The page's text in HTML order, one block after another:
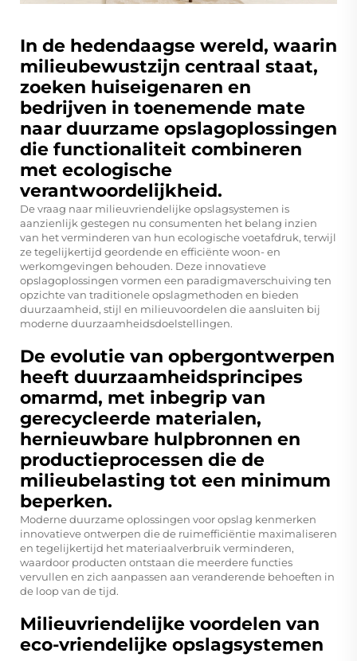
In de hedendaagse wereld, waarin
milieubewustzijn centraal staat,
zoeken huiseigenaren en
bedrijven in toenemende mate
naar duurzame opslagoplossingen
die functionaliteit combineren
met ecologische
verantwoordelijkheid.
De vraag naar milieuvriendelijke opslagsystemen is
aanzienlijk gestegen nu consumenten het belang inzien
van het verminderen van hun ecologische voetafdruk, terwijl
ze tegelijkertijd geordende en efficiënte woon- en
werkomgevingen behouden. Deze innovatieve
opslagoplossingen vormen een paradigmaverschuiving ten
opzichte van traditionele opslagmethoden en bieden
duurzaamheid, stijl en milieuvoordelen die aansluiten bij
moderne duurzaamheidsdoelstellingen.
De evolutie van opbergontwerpen
heeft duurzaamheidsprincipes
omarmd, met inbegrip van
gerecycleerde materialen,
hernieuwbare hulpbronnen en
productieprocessen die de
milieubelasting tot een minimum
beperken.
Moderne duurzame oplossingen voor opslag kenmerken
innovatieve ontwerpen die de ruimefficiëntie maximaliseren
en tegelijkertijd het materiaalverbruik verminderen,
waardoor producten ontstaan die meerdere functies
vervullen en zich aanpassen aan veranderende behoeften in
de loop van de tijd.
Milieuvriendelijke voordelen van
eco-vriendelijke opslagsystemen